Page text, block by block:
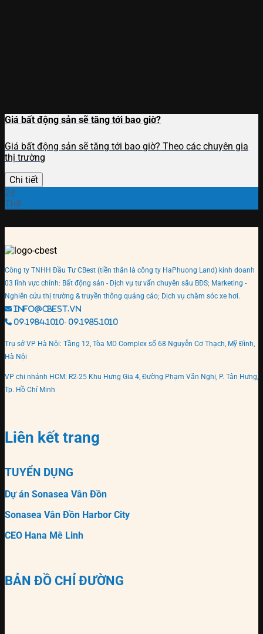
Giá bất động sản sẽ tăng tới bao giờ?
Giá bất động sản sẽ tăng tới bao giờ? Theo các chuyên gia
thị trường
Chi tiết
24
Th8
Công ty TNHH Đầu Tư CBest (tiền thân là công ty HaPhuong Land) kinh doanh
03 lĩnh vực chính: Bất động sản - Dịch vụ tư vấn chuyên sâu BĐS; Marketing -
Nghiên cứu thị trường & truyền thông quảng cáo; Dịch vụ chăm sóc xe hơi.
info@cbest.vn
09.1984.1010- 09.1985.1010
Trụ sở VP Hà Nội: Tầng 12, Tòa MD Complex số 68 Nguyễn Cơ Thạch, Mỹ Đình,
Hà Nội
VP chi nhánh HCM: R2-25 Khu Hưng Gia 4, Đường Phạm Văn Nghị, P. Tân Hưng,
Tp. Hồ Chí Minh
Liên kết trang
TUYỂN DỤNG
Dự án Sonasea Vân Đồn
Sonasea Vân Đồn Harbor City
CEO Hana Mê Linh
BẢN ĐỒ CHỈ ĐƯỜNG